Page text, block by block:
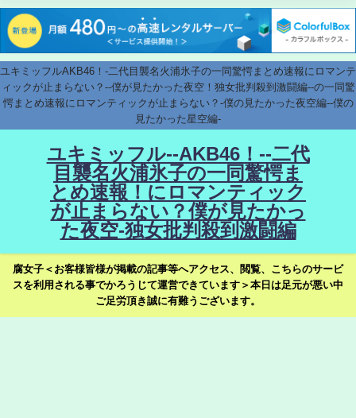
ユキミッフルAKB46！-二代目襲名火浦氷子の一同驚愕まとめ速報にロマンテ
ィックが止まらない？--僕が見たかった夜空！独女批判殺到激闘編--の一同驚
愕まとめ速報にロマンティックが止まらない？-僕の見たかった夜空編--僕の
見たかった星空編-
ユキミッフル--AKB46！--二代
目襲名火浦氷子の一同驚愕ま
とめ速報！にロマンティック
が止まらない？僕が見たかっ
た夜空-独女批判殺到激闘編
腐女子＜お客様皆様が掲載の記事等へアクセス、閲覧、こちらのサービ
スを利用される事でかろうじて運営できています＞本日は足元が悪い中
ご足労頂き誠に有難うございます。